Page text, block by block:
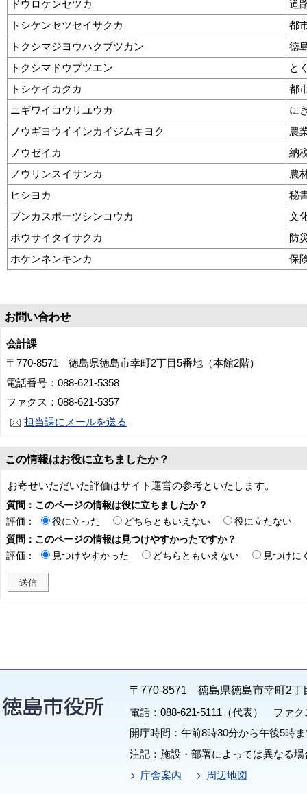
ドウロケンセツカ
道
トシケンセツセイサクカ
都
トクシマジヨウハクブツカン
徳
トクシマドウブツエン
と
トシケイカクカ
都
ニギワイコウリユウカ
に
ノウギヨウイインカイジムキヨク
農
ノウゼイカ
納
ノウリンスイサンカ
農
ヒシヨカ
秘
ブンカスポーツシンコウカ
文
ボウサイタイサクカ
防
ホケンネンキンカ
保
お問い合わせ
会計課
〒770-8571 徳島県徳島市幸町2丁目5番地（本館2階）
電話番号：088-621-5358
ファクス：088-621-5357
担当課にメールを送る
この情報はお役に立ちましたか？
お寄せいただいた評価はサイト運営の参考といたします。
質問：このページの情報は役に立ちましたか？
評価：
役に立った どちらともいえない
役に立たない
質問：このページの情報は見つけやすかったですか？
評価：
見つけやすかった どちらともいえない 見つけに
〒770-8571 徳島県徳島市幸町2丁
電話：088-621-5111（代表） ファク
開庁時間：午前8時30分から午後5時
注記：施設・部署によっては異なる
庁舎案内
周辺地図